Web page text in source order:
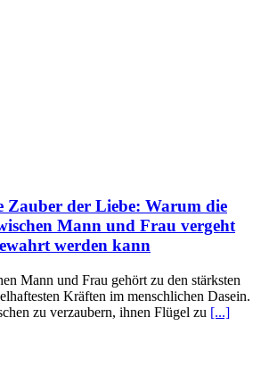
Zauber der Liebe: Warum die
Mann und Frau vergeht
werden kann
Mann und Frau gehört zu den stärksten
Kräften im menschlichen Dasein.
zu verzaubern, ihnen Flügel zu [...]